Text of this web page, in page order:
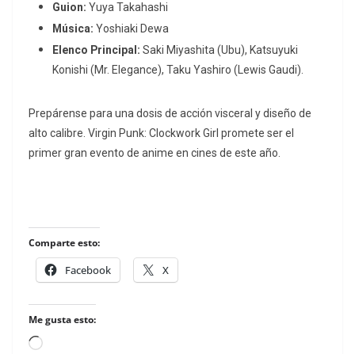
Guion: Yuya Takahashi
Música: Yoshiaki Dewa
Elenco Principal: Saki Miyashita (Ubu), Katsuyuki
Konishi (Mr. Elegance), Taku Yashiro (Lewis Gaudi).
Prepárense para una dosis de acción visceral y diseño de
alto calibre. Virgin Punk: Clockwork Girl promete ser el
primer gran evento de anime en cines de este año.
Comparte esto:
Facebook X
Me gusta esto:
Loading…